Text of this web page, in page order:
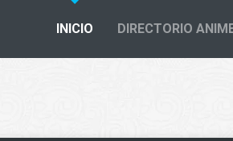
INICIO DIRECTORIO